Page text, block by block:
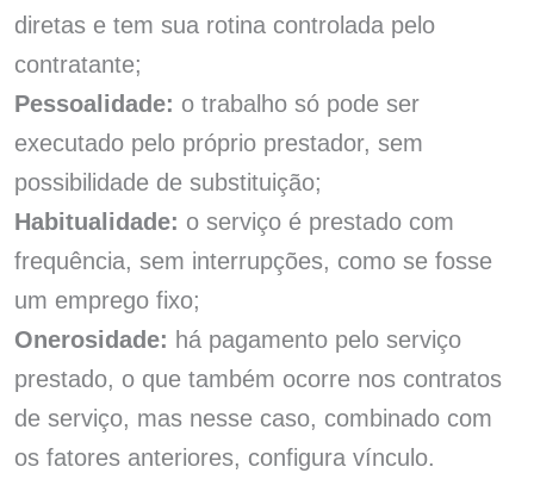
diretas e tem sua rotina controlada pelo
contratante;
Pessoalidade: o trabalho só pode ser
executado pelo próprio prestador, sem
possibilidade de substituição;
Habitualidade: o serviço é prestado com
frequência, sem interrupções, como se fosse
um emprego fixo;
Onerosidade: há pagamento pelo serviço
prestado, o que também ocorre nos contratos
de serviço, mas nesse caso, combinado com
os fatores anteriores, configura vínculo.